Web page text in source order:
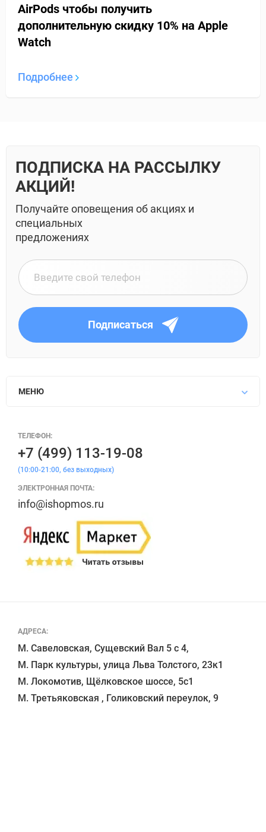
AirPods чтобы получить
дополнительную скидку 10% на Apple
Watch
Подробнее
ПОДПИСКА НА РАССЫЛКУ
АКЦИЙ!
Получайте оповещения об акциях и
специальных
предложениях
Подписаться
МЕНЮ
АДРЕСА:
М. Савеловская, Сущевский Вал 5 с 4,
М. Парк культуры, улица Льва Толстого, 23к1
М. Локомотив, Щёлковское шоссе, 5с1
ТЕЛЕФОН:
+7 (499) 113-19-08
(10:00-21:00, без выходных)
ЭЛЕКТРОННАЯ ПОЧТА:
info@ishopmos.ru